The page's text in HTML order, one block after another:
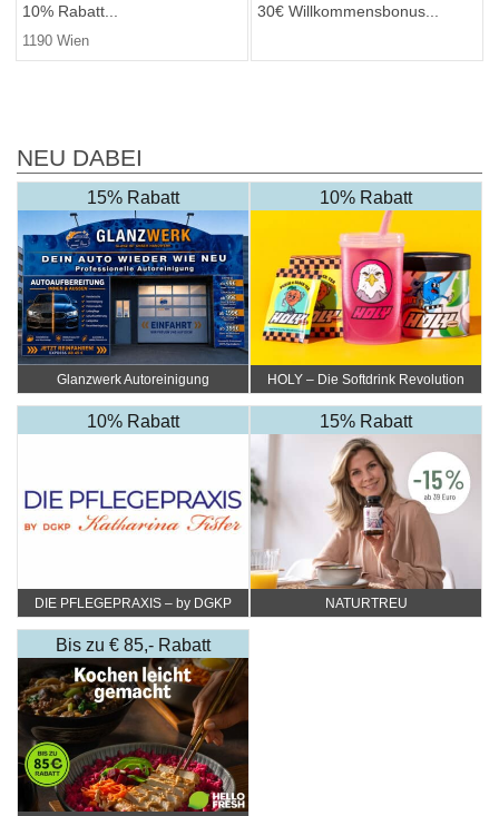
10% Rabatt...
1190 Wien
30€ Willkommensbonus...
NEU DABEI
15% Rabatt
Glanzwerk Autoreinigung
10% Rabatt
HOLY – Die Softdrink Revolution
10% Rabatt
DIE PFLEGEPRAXIS – by DGKP
Katharina Fister
15% Rabatt
NATURTREU
Bis zu € 85,- Rabatt